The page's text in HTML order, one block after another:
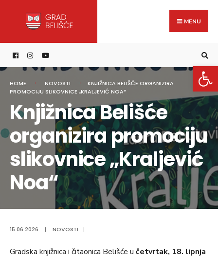
content
MENU
HOME NOVOSTI
KNJIŽNICA BELIŠĆE ORGANIZIRA
PROMOCIJU SLIKOVNICE „KRALJEVIĆ NOA“
Knjižnica Belišće
organizira promociju
slikovnice „Kraljević
Noa“
15.06.2026. | NOVOSTI |
Gradska knjižnica i čitaonica Belišće u četvrtak, 18. lipnja
for: